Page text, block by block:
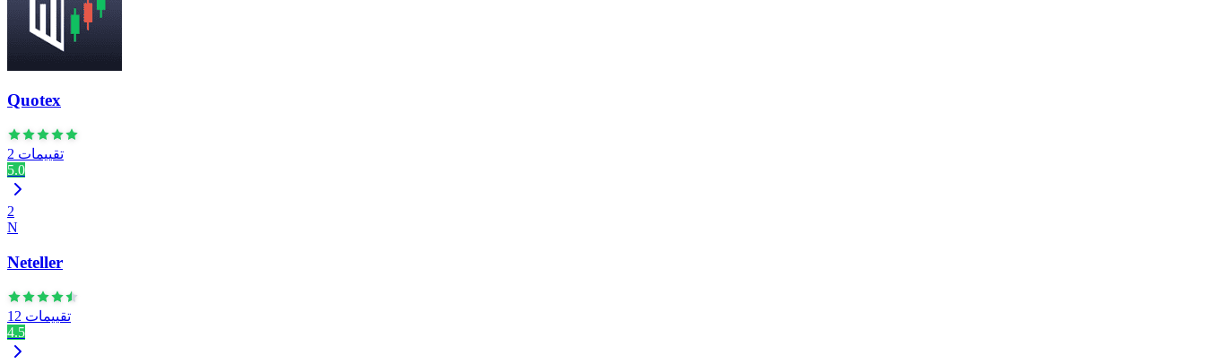
Quotex
2 تقييمات
5.0
2
N
Neteller
12 تقييمات
4.5